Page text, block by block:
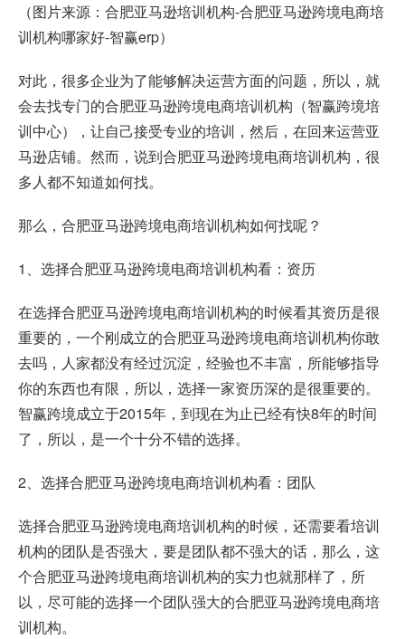
（图片来源：合肥亚马逊培训机构-合肥亚马逊跨境电商培
训机构哪家好-智赢erp）
对此，很多企业为了能够解决运营方面的问题，所以，就
会去找专门的合肥亚马逊跨境电商培训机构（智赢跨境培
训中心），让自己接受专业的培训，然后，在回来运营亚
马逊店铺。然而，说到合肥亚马逊跨境电商培训机构，很
多人都不知道如何找。
那么，合肥亚马逊跨境电商培训机构如何找呢？
1、选择合肥亚马逊跨境电商培训机构看：资历
在选择合肥亚马逊跨境电商培训机构的时候看其资历是很
重要的，一个刚成立的合肥亚马逊跨境电商培训机构你敢
去吗，人家都没有经过沉淀，经验也不丰富，所能够指导
你的东西也有限，所以，选择一家资历深的是很重要的。
智赢跨境成立于2015年，到现在为止已经有快8年的时间
了，所以，是一个十分不错的选择。
2、选择合肥亚马逊跨境电商培训机构看：团队
选择合肥亚马逊跨境电商培训机构的时候，还需要看培训
机构的团队是否强大，要是团队都不强大的话，那么，这
个合肥亚马逊跨境电商培训机构的实力也就那样了，所
以，尽可能的选择一个团队强大的合肥亚马逊跨境电商培
训机构。